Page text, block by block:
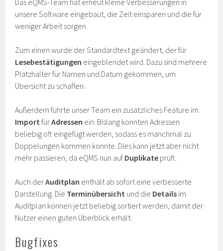
Das eQMS-Team hat erneut kleine Verbesserungen in
unsere Software eingebaut, die Zeit einsparen und die für
weniger Arbeit sorgen.
Zum einen wurde der Standardtext geändert, der für
Lesebestätigungen eingeblendet wird. Dazu sind mehrere
Platzhalter für Namen und Datum gekommen, um
Übersicht zu schaffen.
Außerdem führte unser Team ein zusätzliches Feature im
Import fürAdressen ein. Bislang konnten Adressen
beliebig oft eingefügt werden, sodass es manchmal zu
Doppelungen kommen konnte. Dies kann jetzt aber nicht
mehr passieren, da eQMS nun auf Duplikate prüft.
Auch derAuditplan enthält ab sofort eine verbesserte
Darstellung. Die Terminübersicht und die Details im
Auditplan können jetzt beliebig sortiert werden, damit der
Nutzer einen guten Überblick erhält.
Bugfixes